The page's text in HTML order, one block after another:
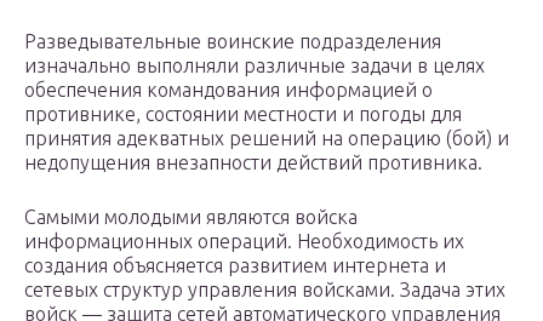
Разведывательные воинские подразделения
изначально выполняли различные задачи в целях
обеспечения командования информацией о
противнике, состоянии местности и погоды для
принятия адекватных решений на операцию (бой) и
недопущения внезапности действий противника.
Самыми молодыми являются войска
информационных операций. Необходимость их
создания объясняется развитием интернета и
сетевых структур управления войсками. Задача этих
войск — защита сетей автоматического управления